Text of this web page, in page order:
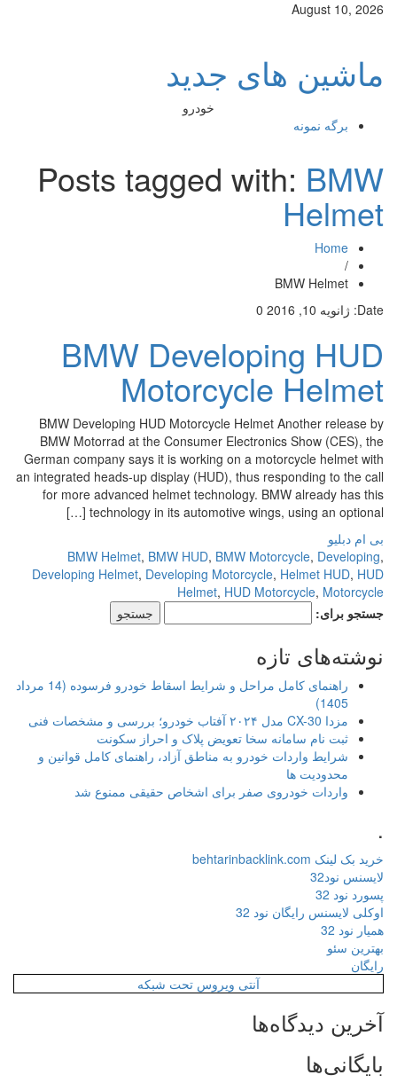
August 10, 2026
ماشین های جدید
خودرو
برگه نمونه
Posts tagged with:BMW
Helmet
Home
/
BMW Helmet
Date: ژانویه 10, 2016 0
BMW Developing HUD
Motorcycle Helmet
BMW Developing HUD Motorcycle Helmet Another release by
BMW Motorrad at the Consumer Electronics Show (CES), the
German company says it is working on a motorcycle helmet with
an integrated heads-up display (HUD), thus responding to the call
for more advanced helmet technology. BMW already has this
technology in its automotive wings, using an optional […]
بی ام دبلیو
BMW Helmet,BMW HUD,BMW Motorcycle,Developing
Developing Helmet,Developing Motorcycle,Helmet HUD,HUD
Helmet,HUD Motorcycle,Motorcycle
جستجو برای:
نوشته‌های تازه
راهنمای کامل مراحل و شرایط اسقاط خودرو فرسوده (14 مرداد
1405)
مزدا CX-30 مدل ۲۰۲۴ آفتاب خودرو؛ بررسی و مشخصات فنی
ثبت نام سامانه سخا تعویض پلاک و احراز سکونت
شرایط واردات خودرو به مناطق آزاد، راهنمای کامل قوانین و
محدودیت ها
واردات خودروی صفر برای اشخاص حقیقی ممنوع شد
خرید بک لینک behtarinbacklink.com
لایسنس نود32
پسورد نود 32
اوکلی لایسنس رایگان نود 32
همیار نود 32
بهترین سئو
رایگان
آنتی ویروس تحت شبکه
آخرین دیدگاه‌ها
بایگانی‌ها